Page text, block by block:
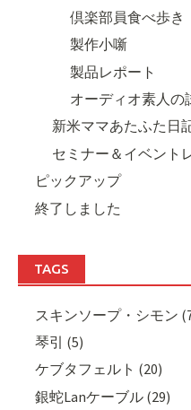
倶楽部員食べ歩き
製作小噺
製品レポート
オーディオ素人の
新米ママあたふた日
セミナー＆イベント
ピックアップ
終了しました
TAGS
スキンソープ・シモン
琴引 (5)
ケブタフェルト (20)
銀蛇Lanケーブル (29)